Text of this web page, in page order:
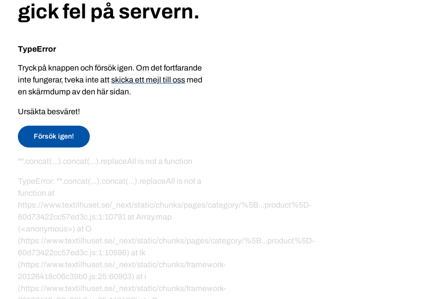
gick fel på servern.
TypeError
Tryck på knappen och försök igen. Om det fortfarande
inte fungerar, tveka inte attskicka ett mejl till oss med
en skärmdump av den här sidan.
Ursäkta besväret!
Försök igen!
"".concat(...).concat(...).replaceAll is not a function
TypeError: "".concat(...).concat(...).replaceAll is not a
function at
https://www.textilhuset.se/_next/static/chunks/pages/category/%5B...product%5D-
60d73422cc57ed3c.js:1:10791 at Array.map
(<anonymous>) at O
(https://www.textilhuset.se/_next/static/chunks/pages/category/%5B...product%5D-
60d73422cc57ed3c.js:1:10598) at lk
(https://www.textilhuset.se/_next/static/chunks/framework-
20126418c06c39b0.js:25:60903) at i
(https://www.textilhuset.se/_next/static/chunks/framework-